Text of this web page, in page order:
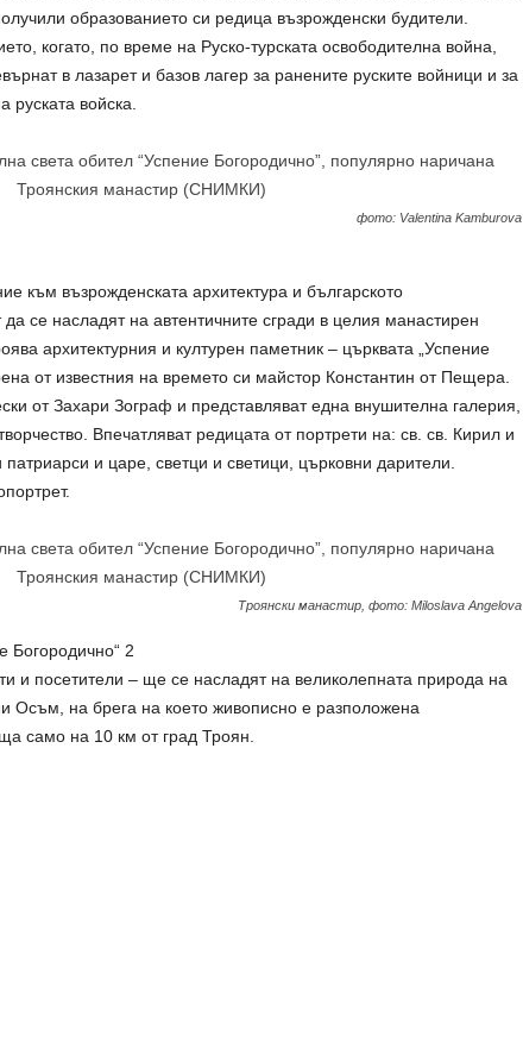
образованието си редица възрожденски будители.
когато, по време на Руско-турската освободителна война,
в лазарет и базов лагер за ранените руските войници и за
руската войска.
фото: Valentina Kamburova‎
към възрожденската архитектура и българското
да се насладят на автентичните сгради в целия манастирен
архитектурния и културен паметник – църквата „Успение
от известния на времето си майстор Константин от Пещера.
от Захари Зограф и представляват една внушителна галерия,
Впечатляват редицата от портрети на: св. св. Кирил и
и царе, светци и светици, църковни дарители.
Троянски манастир, фото: Miloslava Angelova
и посетители – ще се насладят на великолепната природа на
Осъм, на брега на което живописно е разположена
само на 10 км от град Троян.